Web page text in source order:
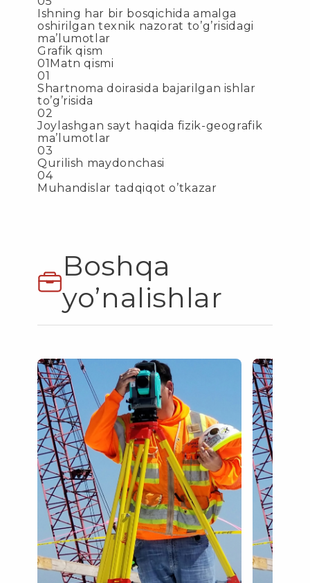
Ishning har bir bosqichida amalga
oshirilgan texnik nazorat to’g’risidagi
ma’lumotlar
Grafik qism
01Matn qismi
01
Shartnoma doirasida bajarilgan ishlar
to’g’risida
02
Joylashgan sayt haqida fizik-geografik
ma’lumotlar
03
Qurilish maydonchasi
04
Muhandislar tadqiqot o’tkazar
Boshqa
yo’nalishlar